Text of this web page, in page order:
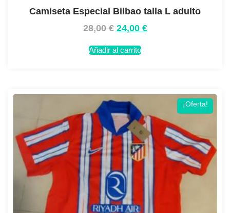
Camiseta Especial Bilbao talla L adulto
28,00€ 24,00 €
Añadir al carrito
¡Oferta!